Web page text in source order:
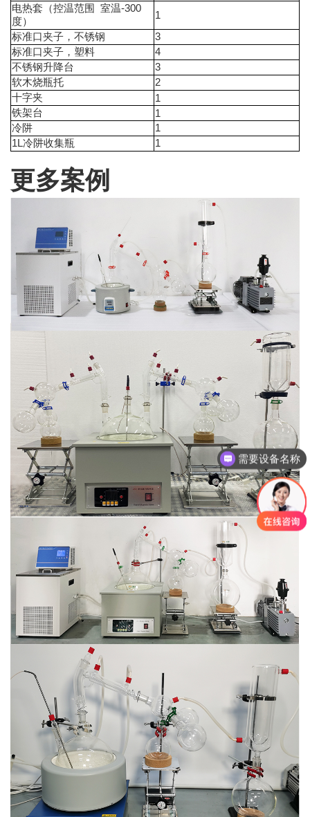
电热套（控温范围 室温-300
度）
1
标准口夹子，不锈钢 3
标准口夹子，塑料 4
不锈钢升降台 3
软木烧瓶托 2
十字夹 1
铁架台 1
冷阱
1
1L冷阱收集瓶 1
更多案例
旋蒸，反应釜，分子蒸馏，精馏塔